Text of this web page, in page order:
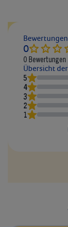
Bewertungen
0
0 Bewertungen
Übersicht
5
4
3
2
1